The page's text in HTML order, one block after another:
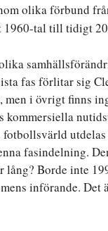
olika förbund
1960-tal till tidigt
fas förlitar sig
men i övrigt finns
fasindelning.
Borde inte
införande.